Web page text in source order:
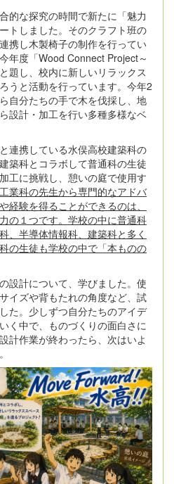
的な探究の時間で新たに「魅力
トしました。そのクラフト班の
携し木製椅子の制作を行ってい
年度「Wood Connect Project～
題し、校内に新しいリラックス
うと活動を行っています。今年2
自分たちの手で木を伐採し、地
設計・加工を行い多種多様なベ
連携している水俣高校建築科の
築科とコラボして普通科の生徒
工に挑戦し、憩いの庭で使用す
工業科の先生から専門的なアドバ
経験を得ることができるのは、
の１つです。学校の中に普通科
、半導体情報科、建築科と多く
の生徒も学校の中で「本ものの
設計について、学びました。使
イズや背もたれの角度など、試
た。少しずつ自分たちのアイデ
く中で、ものづくりの面白さに
計作業が終わったら、次はいよ